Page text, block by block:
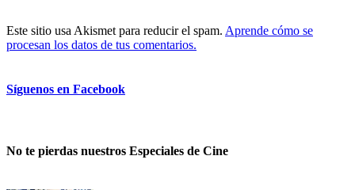
Este sitio usa Akismet para reducir el spam. Aprende cómo se
procesan los datos de tus comentarios.
Síguenos en Facebook
No te pierdas nuestros Especiales de Cine